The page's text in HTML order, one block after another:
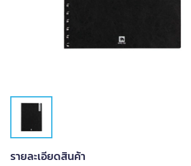
รายละเอียดสินค้า